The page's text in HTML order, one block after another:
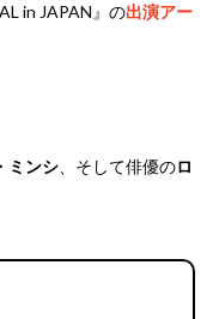
in JAPAN』の出演アー
ミンシ 、そして俳優のロ